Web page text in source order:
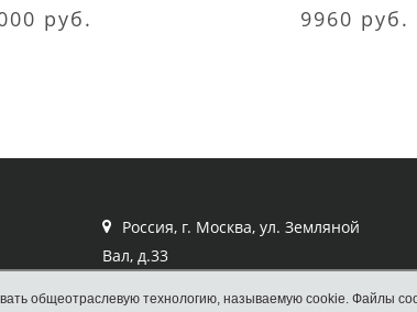
руб. 9960 руб.
Россия, г. Москва, ул. Земляной
Вал, д.33
общеотраслевую технологию, называемую cookie. Файлы